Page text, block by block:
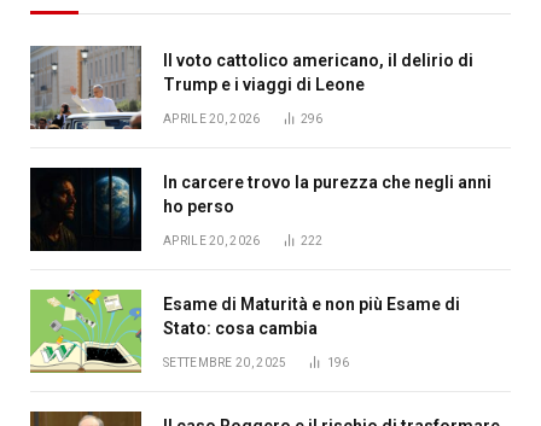
Il voto cattolico americano, il delirio di
Trump e i viaggi di Leone
APRILE 20, 2026 296
In carcere trovo la purezza che negli anni
ho perso
APRILE 20, 2026 222
Esame di Maturità e non più Esame di
Stato: cosa cambia
SETTEMBRE 20, 2025 196